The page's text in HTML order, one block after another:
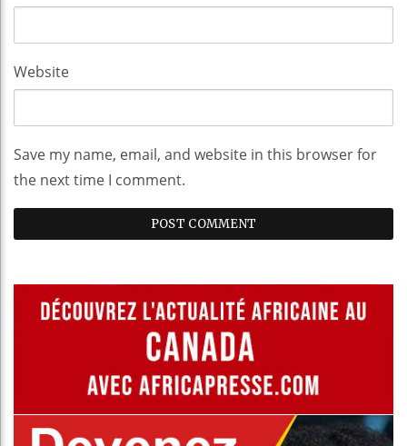
Website
Save my name, email, and website in this browser for
the next time I comment.